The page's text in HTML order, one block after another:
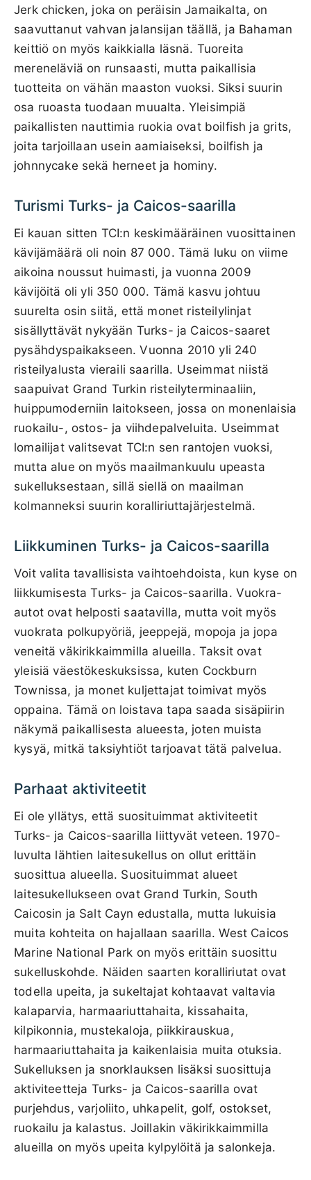
Jerk chicken, joka on peräisin Jamaikalta, on
saavuttanut vahvan jalansijan täällä, ja Bahaman
keittiö on myös kaikkialla läsnä. Tuoreita
mereneläviä on runsaasti, mutta paikallisia
tuotteita on vähän maaston vuoksi. Siksi suurin
osa ruoasta tuodaan muualta. Yleisimpiä
paikallisten nauttimia ruokia ovat boilfish ja grits,
joita tarjoillaan usein aamiaiseksi, boilfish ja
johnnycake sekä herneet ja hominy.
Turismi Turks- ja Caicos-saarilla
Ei kauan sitten TCI:n keskimääräinen vuosittainen
kävijämäärä oli noin 87 000. Tämä luku on viime
aikoina noussut huimasti, ja vuonna 2009
kävijöitä oli yli 350 000. Tämä kasvu johtuu
suurelta osin siitä, että monet risteilylinjat
sisällyttävät nykyään Turks- ja Caicos-saaret
pysähdyspaikakseen. Vuonna 2010 yli 240
risteilyalusta vieraili saarilla. Useimmat niistä
saapuivat Grand Turkin risteilyterminaaliin,
huippumoderniin laitokseen, jossa on monenlaisia
ruokailu-, ostos- ja viihdepalveluita. Useimmat
lomailijat valitsevat TCI:n sen rantojen vuoksi,
mutta alue on myös maailmankuulu upeasta
sukelluksestaan, sillä siellä on maailman
kolmanneksi suurin koralliriuttajärjestelmä.
Liikkuminen Turks- ja Caicos-saarilla
Voit valita tavallisista vaihtoehdoista, kun kyse on
liikkumisesta Turks- ja Caicos-saarilla. Vuokra-
autot ovat helposti saatavilla, mutta voit myös
vuokrata polkupyöriä, jeeppejä, mopoja ja jopa
veneitä väkirikkaimmilla alueilla. Taksit ovat
yleisiä väestökeskuksissa, kuten Cockburn
Townissa, ja monet kuljettajat toimivat myös
oppaina. Tämä on loistava tapa saada sisäpiirin
näkymä paikallisesta alueesta, joten muista
kysyä, mitkä taksiyhtiöt tarjoavat tätä palvelua.
Parhaat aktiviteetit
Ei ole yllätys, että suosituimmat aktiviteetit
Turks- ja Caicos-saarilla liittyvät veteen. 1970-
luvulta lähtien laitesukellus on ollut erittäin
suosittua alueella. Suosituimmat alueet
laitesukellukseen ovat Grand Turkin, South
Caicosin ja Salt Cayn edustalla, mutta lukuisia
muita kohteita on hajallaan saarilla. West Caicos
Marine National Park on myös erittäin suosittu
sukelluskohde. Näiden saarten koralliriutat ovat
todella upeita, ja sukeltajat kohtaavat valtavia
kalaparvia, harmaariuttahaita, kissahaita,
kilpikonnia, mustekaloja, piikkirauskua,
harmaariuttahaita ja kaikenlaisia muita otuksia.
Sukelluksen ja snorklauksen lisäksi suosittuja
aktiviteetteja Turks- ja Caicos-saarilla ovat
purjehdus, varjoliito, uhkapelit, golf, ostokset,
ruokailu ja kalastus. Joillakin väkirikkaimmilla
alueilla on myös upeita kylpylöitä ja salonkeja.